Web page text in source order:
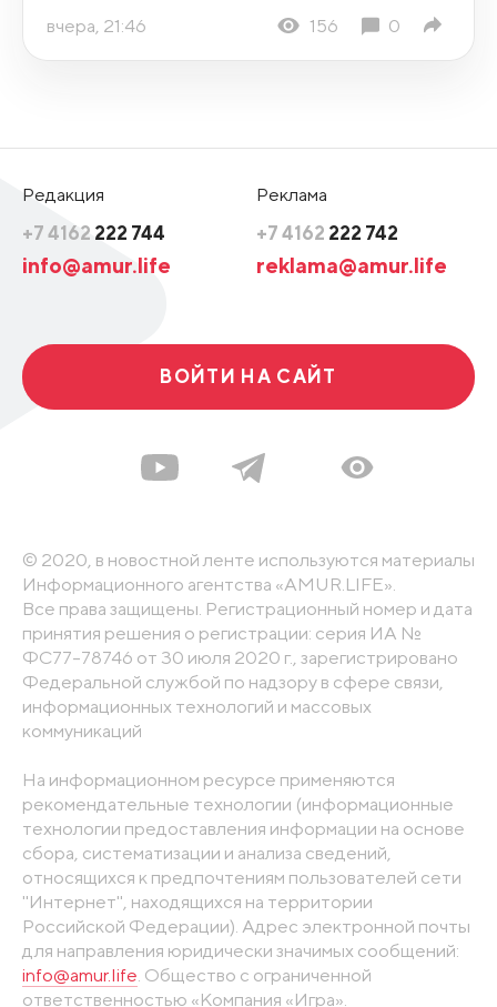
вчера, 21:46 156 0
Редакция
+7 4162 222 744
info@amur.life
Реклама
+7 4162 222 742
reklama@amur.life
ВОЙТИ НА САЙТ
© 2020, в новостной ленте используются материалы
Информационного агентства «AMUR.LIFE».
Все права защищены. Регистрационный номер и дата
принятия решения о регистрации: серия ИА №
ФС77-78746 от 30 июля 2020 г., зарегистрировано
Федеральной службой по надзору в сфере связи,
информационных технологий и массовых
коммуникаций
На информационном ресурсе применяются
рекомендательные технологии (информационные
технологии предоставления информации на основе
сбора, систематизации и анализа сведений,
относящихся к предпочтениям пользователей сети
"Интернет", находящихся на территории
Российской Федерации). Адрес электронной почты
для направления юридически значимых сообщений:
info@amur.life. Общество с ограниченной
ответственностью «Компания «Игра».